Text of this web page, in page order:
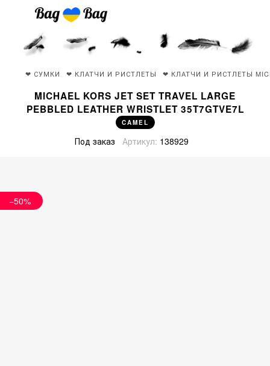
❤ СУМКИ ❤ КЛАТЧИ И РИСТЛЕТЫ ❤ КЛАТЧИ И РИСТЛЕТЫ
MICHAEL KORS JET SET TRAVEL LARGE
PEBBLED LEATHER WRISTLET 35T7GTVE7L
CAMEL
Под заказ Артикул: 138929
−50%